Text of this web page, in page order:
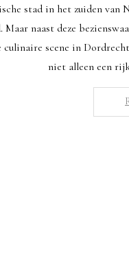
stad in het zuiden van
naast deze
culinaire scene in
niet alleen een